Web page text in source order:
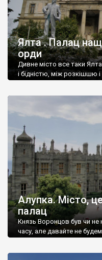
Ялта . Палац
орди
Дивне місто все таки
і бідністю, між розкішшю
Алупка. Місто,
палац
Князь Воронцов був чи
часу, але давайте не